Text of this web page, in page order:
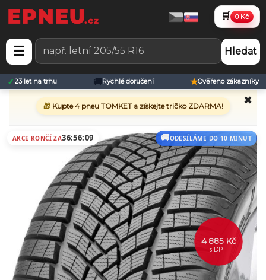
🛒 0 Kč
☰ Hledat
✓23 let na trhu 🚚Rychlé doručení ★Ověřeno zákazníky
✖
🎁Kupte 4 pneu TOMKET a získejte tričko ZDARMA!
AKCE KONČÍ ZA36:56:09 ODESÍLÁME DO 10 MINUT
4 885 Kč
s DPH